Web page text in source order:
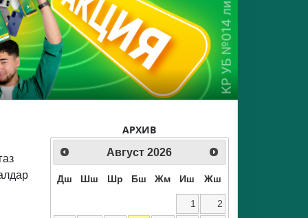
АРХИВ
Август 2026
Дш Шш Шр Бш Жм Иш Жш
1
2